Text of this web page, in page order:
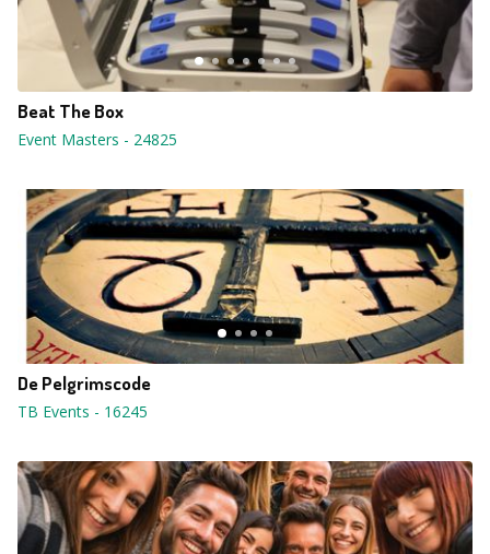
Beat The Box
Event Masters - 24825
De Pelgrimscode
TB Events - 16245